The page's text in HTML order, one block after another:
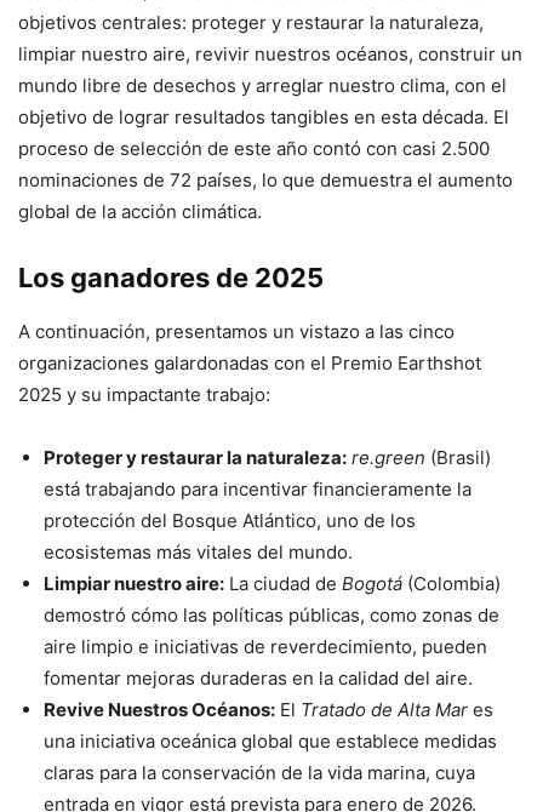
objetivos centrales: proteger y restaurar la naturaleza,
limpiar nuestro aire, revivir nuestros océanos, construir un
mundo libre de desechos y arreglar nuestro clima, con el
objetivo de lograr resultados tangibles en esta década. El
proceso de selección de este año contó con casi 2.500
nominaciones de 72 países, lo que demuestra el aumento
global de la acción climática.
Los ganadores de 2025
A continuación, presentamos un vistazo a las cinco
organizaciones galardonadas con el Premio Earthshot
2025 y su impactante trabajo:
Proteger y restaurar la naturaleza: re.green (Brasil)
está trabajando para incentivar financieramente la
protección del Bosque Atlántico, uno de los
ecosistemas más vitales del mundo.
Limpiar nuestro aire: La ciudad de Bogotá (Colombia)
demostró cómo las políticas públicas, como zonas de
aire limpio e iniciativas de reverdecimiento, pueden
fomentar mejoras duraderas en la calidad del aire.
Revive Nuestros Océanos: El Tratado de Alta Mar es
una iniciativa oceánica global que establece medidas
claras para la conservación de la vida marina, cuya
entrada en vigor está prevista para enero de 2026.